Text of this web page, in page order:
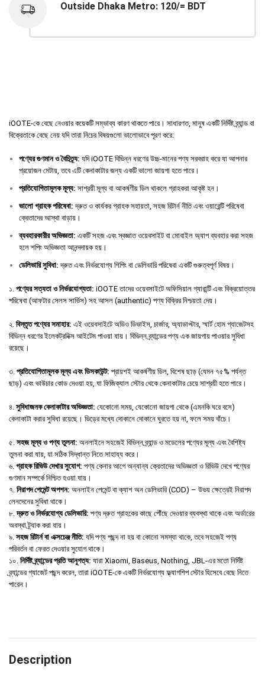
Outside Dhaka Metro: 120/= BDT
iOOTE-কে বেছে নেওয়ার কয়েকটি সম্ভাব্য কারণ থাকতে পারে। সাধারণত, মানুষ একটি নির্দিষ্ট ব্র্যান্ড বা
বিক্রেতাকে বেছে নেয় যদি তারা নিচের বিষয়গুলো ভালোভাবে পূরণ করে:
পণ্যের গুণমান ও বৈচিত্র্য: যদি iOOTE বিভিন্ন ধরণের উচ্চ-মানের পণ্য সরবরাহ করে যা আপনার
প্রয়োজন মেটায়, তবে এটি কেনাকাটার জন্য একটি ভালো জায়গা হতে পারে।
প্রতিযোগিতামূলক মূল্য: সাশ্রয়ী মূল্য বা আকর্ষণীয় ডিল থাকলে গ্রাহকরা আকৃষ্ট হন।
ভালো গ্রাহক পরিষেবা: দ্রুত ও কার্যকর গ্রাহক সহায়তা, সহজ রিটার্ন নীতি এবং ওয়ারেন্টি পরিষেবা
ক্রেতাদের আস্থা বাড়ায়।
ব্যবহারকারীর অভিজ্ঞতা: একটি সহজ এবং স্বজ্ঞাত ওয়েবসাইট বা মোবাইল অ্যাপ ব্যবহার করা সহজ
হলে শপিং অভিজ্ঞতা আনন্দদায়ক হয়।
ডেলিভারি সুবিধা: দ্রুত এবং নির্ভরযোগ্য শিপিং বা ডেলিভারি পরিষেবা একটি গুরুত্বপূর্ণ বিষয়।
১. পণ্যের সত্যতা ও নির্ভরযোগ্যতা: iOOTE তাদের ওয়েবসাইটে অফিসিয়াল গ্যারান্টি এবং বিক্রয়োত্তর
পরিষেবা (আফটার সেলস সার্ভিস) সহ আসল (authentic) পণ্য বিক্রির নিশ্চয়তা দেয়।
২. বিস্তৃত পণ্যের সমাহার: এই ওয়েবসাইটে অডিও ডিভাইস, চার্জার, অ্যাডাপ্টার, স্মার্ট হোম গ্যাজেটসহ
বিভিন্ন ধরণের ইলেকট্রনিক্স আইটেম পাওয়া যায়। বিভিন্ন ব্র্যান্ডের পণ্য এক জায়গায় পাওয়ার সুবিধা
রয়েছে।
৩. প্রতিযোগিতামূলক মূল্য এবং ডিসকাউন্ট: প্রায়শই আকর্ষণীয় ডিল, বিশেষ ছাড় (যেমন ৭৫% পর্যন্ত
ছাড়) এবং ভাউচার কোড দেওয়া হয়, যা ফিজিক্যাল স্টোর থেকে কেনাকাটার চেয়ে সাশ্রয়ী হতে পারে।
৪. সুবিধাজনক কেনাকাটার অভিজ্ঞতা: যেকোনো সময়, যেকোনো জায়গা থেকে (এমনকি ঘরে বসে)
কেনাকাটা করার সুবিধা রয়েছে। ভিড়ের মধ্যে দোকানে দোকানে ঘুরতে হয় না, ফলে সময় বাঁচে।
৫. সহজ মূল্য ও পণ্য তুলনা: অনলাইনে সহজেই বিভিন্ন ব্র্যান্ড ও মডেলের পণ্যের মূল্য এবং বৈশিষ্ট্য
তুলনা করা যায়, যা সঠিক সিদ্ধান্ত নিতে সাহায্য করে।
৬. গ্রাহক রিভিউ দেখার সুযোগ: পণ্য কেনার আগে অন্যান্য ক্রেতাদের অভিজ্ঞতা ও রিভিউ দেখে পণ্যের
গুণমান সম্পর্কে নিশ্চিত হওয়া যায়।
৭. নিরাপদ পেমেন্ট অপশন: অনলাইন পেমেন্ট বা ক্যাশ অন ডেলিভারি (COD) – উভয় ক্ষেত্রেই নিরাপদ
লেনদেনের সুবিধা থাকে।
৮.দ্রুত ও নির্ভরযোগ্য ডেলিভারি: পণ্য দ্রুত গ্রাহকের কাছে পৌঁছে দেওয়ার ব্যবস্থা থাকে এবং অর্ডারের
অবস্থা ট্র্যাক করা যায়।
৯. সহজ রিটার্ন বা এক্সচেঞ্জ নীতি: যদি পণ্য পছন্দ না হয় বা কোনো সমস্যা থাকে, তবে সহজেই পণ্য
পরিবর্তন বা ফেরত দেওয়ার সুযোগ থাকে।
১০. নির্দিষ্ট ব্র্যান্ডের প্রতি আনুগত্য: যারা Xiaomi, Baseus, Nothing, JBL-এর মতো নির্দিষ্ট
ব্র্যান্ডের গ্যাজেট পছন্দ করেন, তারা iOOTE-কে একটি নির্ভরযোগ্য ফ্ল্যাগশিপ স্টোর হিসেবে বেছে নিতে
পারেন।
Description